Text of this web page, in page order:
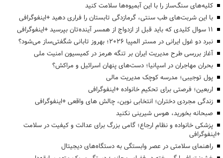
کلیه‌های سنگ‌ساز را با این آبمیوه‌ها سلامت کنید
با این شربت‌های طب سنتی، گرمازدگی تابستان را فراری دهید +اینفوگرافی
۱۱ سوال کلیدی که باید قبل از ازدواج از همسر آینده‌تان بپرسید +اینفوگرافی
نبرد دو غول ایرانی در مستر المپیا ۲۰۲۶؛ بهروز تابانی شگفتی‌ساز می‌شود؟
آغاز بررسی طرح مدیریت ایران بر تنگه هرمز در کمیسیون امنیت ملی
بحران مهاجران در اسپانیا؛ دست‌های پنهان اسرائیل و مراکش؟
پول توجیبی؛ مدرسه کوچک مدیریت مالی
اربعین؛ فرصتی برای تحکیم خانواده +اینفوگرافی
زندگی مجردی دختران؛ انتخابی نوین، چالش های واقعی +اینفوگرافی
صبحانه بخورید، هوس شیرینی نکنید
پزشکی خانواده و نظام ارجاع؛ گامی بزرگ برای عدالت و کیفیت در سلامت
+اینفوگرافی
راهنمای سلامتی در عصر وابستگی به دستگاه‌های دیجیتال